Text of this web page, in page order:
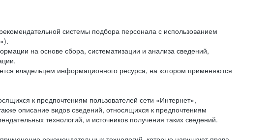
системы подбора персонала с использованием
на основе сбора, систематизации и анализа сведений,
владельцем информационного ресурса, на котором применяются
к предпочтениям пользователей сети «Интернет»,
описание видов сведений, относящихся к предпочтениям
технологий, и источников получения таких сведений.